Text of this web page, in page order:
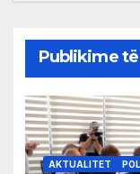
Publikime
AKTUALITET